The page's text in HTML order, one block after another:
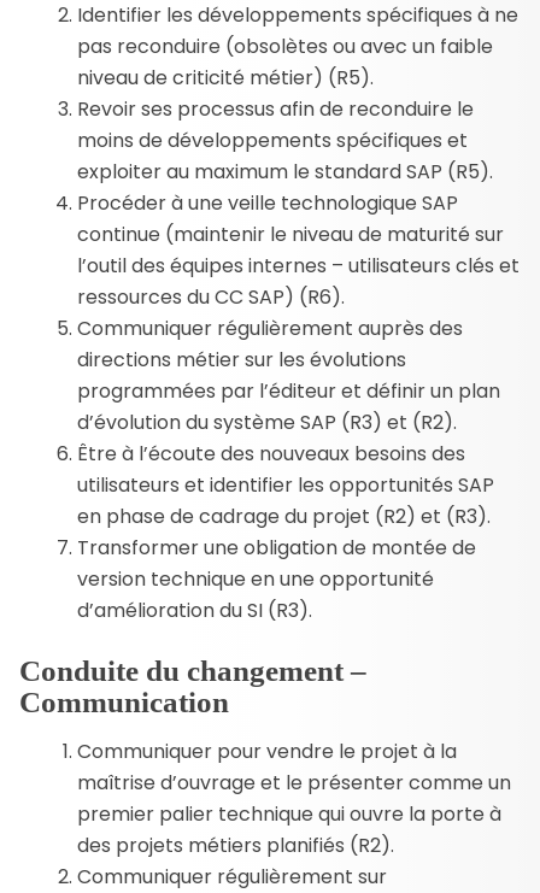
Identifier les développements spécifiques à ne
pas reconduire (obsolètes ou avec un faible
niveau de criticité métier) (R5).
Revoir ses processus afin de reconduire le
moins de développements spécifiques et
exploiter au maximum le standard SAP (R5).
Procéder à une veille technologique SAP
continue (maintenir le niveau de maturité sur
l’outil des équipes internes – utilisateurs clés et
ressources du CC SAP) (R6).
Communiquer régulièrement auprès des
directions métier sur les évolutions
programmées par l’éditeur et définir un plan
d’évolution du système SAP (R3) et (R2).
Être à l’écoute des nouveaux besoins des
utilisateurs et identifier les opportunités SAP
en phase de cadrage du projet (R2) et (R3).
Transformer une obligation de montée de
version technique en une opportunité
d’amélioration du SI (R3).
Conduite du changement –
Communication
Communiquer pour vendre le projet à la
maîtrise d’ouvrage et le présenter comme un
premier palier technique qui ouvre la porte à
des projets métiers planifiés (R2).
Communiquer régulièrement sur